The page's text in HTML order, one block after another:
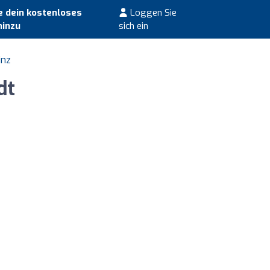
dein kostenloses
Loggen Sie
sich ein